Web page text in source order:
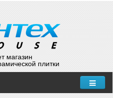
магазин
плитки